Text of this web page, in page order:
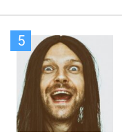
5